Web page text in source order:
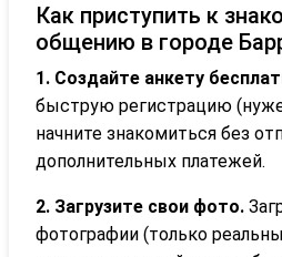
Как приступить к
общению в городе
1. Создайте анкету
быструю регистрацию
начните знакомиться без
дополнительных платежей.
2. Загрузите свои фото.
фотографии (только